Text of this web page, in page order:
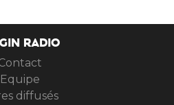
RADIO
Equipe
diffusés